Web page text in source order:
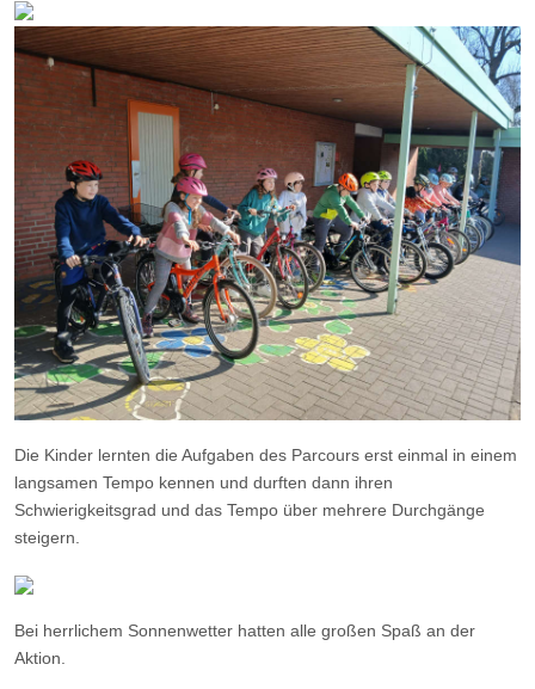
Die Kinder lernten die Aufgaben des Parcours erst einmal in einem
langsamen Tempo kennen und durften dann ihren
Schwierigkeitsgrad und das Tempo über mehrere Durchgänge
steigern.
Bei herrlichem Sonnenwetter hatten alle großen Spaß an der
Aktion.